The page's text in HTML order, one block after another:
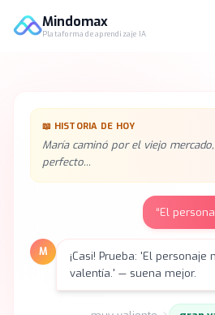
Mindomax
Plataforma de aprendizaje IA
📖 HISTORIA DE HOY
María caminó por el viejo
perfecto...
“El
M
¡Casi! Prueba: 'El personaje
valentía.' — suena mejor.